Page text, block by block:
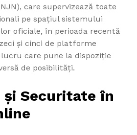
care supervizează toate
pe spațiul sistemului
oficiale, în perioada recentă
și cinci de platforme
care pune la dispoziție
de posibilități.
Securitate în